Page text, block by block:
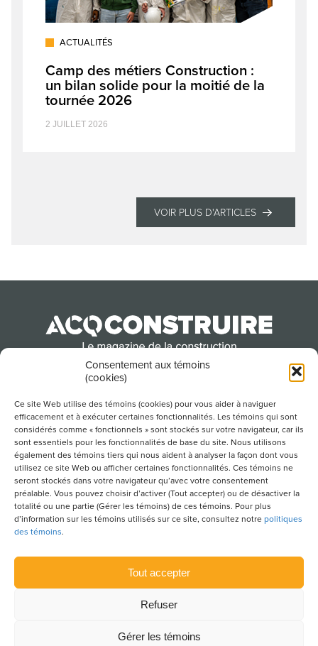
Consentement aux témoins
(cookies)
Ce site Web utilise des témoins (cookies) pour vous aider à naviguer
efficacement et à exécuter certaines fonctionnalités. Les témoins qui sont
considérés comme « fonctionnels » sont stockés sur votre navigateur, car ils
sont essentiels pour les fonctionnalités de base du site. Nous utilisons
également des témoins tiers qui nous aident à analyser la façon dont vous
utilisez ce site Web ou afficher certaines fonctionnalités. Ces témoins ne
seront stockés dans votre navigateur qu’avec votre consentement
préalable. Vous pouvez choisir d’activer (Tout accepter) ou de désactiver la
totalité ou une partie (Gérer les témoins) de ces témoins. Pour plus
d’information sur les témoins utilisés sur ce site, consultez notre politiques
des témoins.
Tout accepter
Refuser
Gérer les témoins
ACTUALITÉS
Camp des métiers Construction :
un bilan solide pour la moitié de la
tournée 2026
2 JUILLET 2026
VOIR PLUS D'ARTICLES
Québec
POUR S’ABONNER À NOTRE INFOLETTRE
LIENS UTILES
POLITIQUE DE CONFIDENTIALITÉ
PLAN DU SITE